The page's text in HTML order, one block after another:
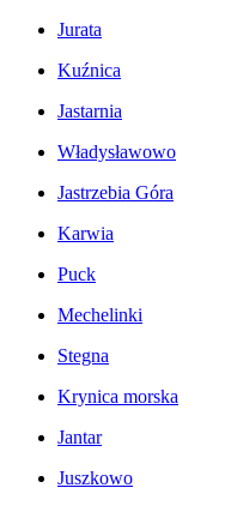
Jurata
Kuźnica
Jastarnia
Władysławowo
Jastrzebia Góra
Karwia
Puck
Mechelinki
Stegna
Krynica morska
Jantar
Juszkowo